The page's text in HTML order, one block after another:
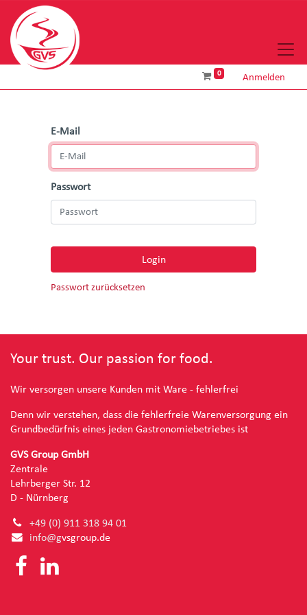
0 Anmelden
E-Mail
Passwort
Login
Passwort zurücksetzen
Your trust. Our passion for food.
Wir versorgen unsere Kunden mit Ware - fehlerfrei
Denn wir verstehen, dass die fehlerfreie Warenversorgung ein
Grundbedürfnis eines jeden Gastronomiebetriebes ist
GVS Group GmbH
Zentrale
Lehrberger Str. 12
D - Nürnberg
+49 (0) 911 318 94 01
info@gvsgroup.de